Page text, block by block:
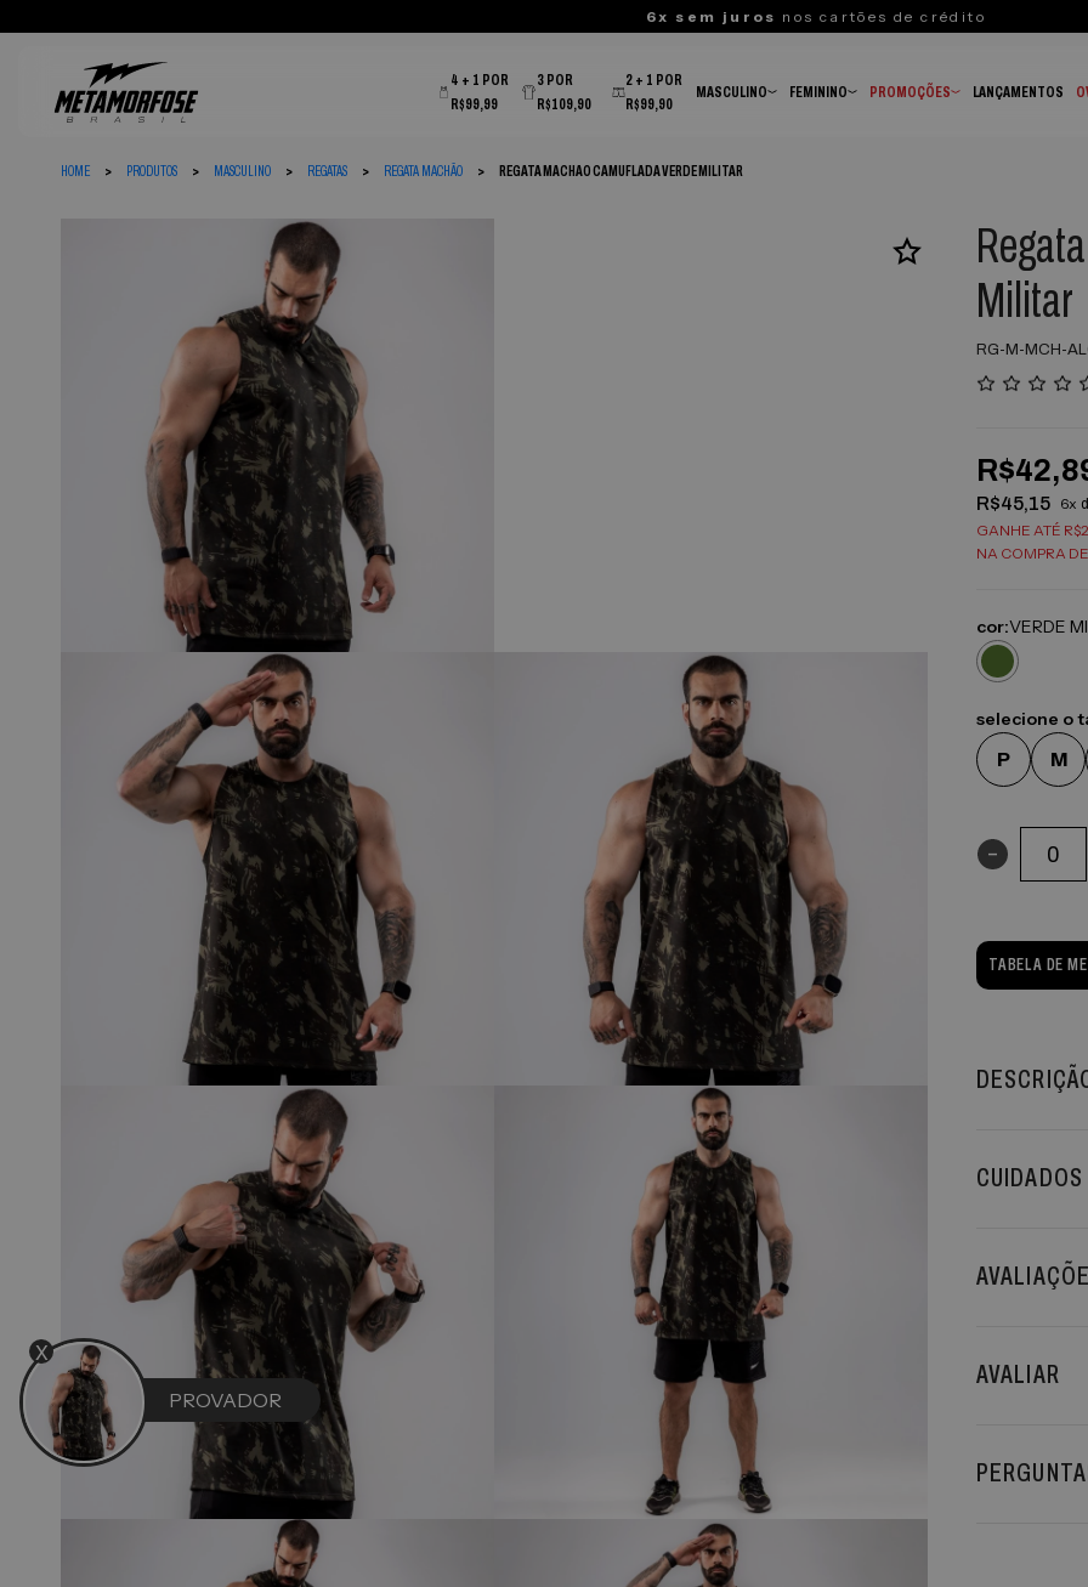
5% OFF via Pix
4 + 1 POR
R$99,99
3 POR
R$109,90
2 + 1 POR
R$99,90
MASCULINO FEMININO PROMOÇÕES LANÇAMENTOS
HOME PRODUTOS MASCULINO REGATAS REGATA MACHÃO REGATA MACHAO CAMUFLADA VERDE MILITAR
PROVADOR
X
Militar
RG-M-MCH-
R$45,15 6x
GANHE ATÉ
NA COMPRA
cor:VERDE
selecione o
P M
-
TABELA DE
AVALIAR